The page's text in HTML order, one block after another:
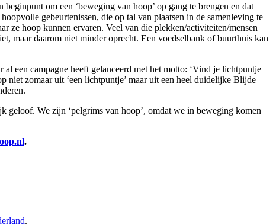
om een ‘beweging van hoop’ op gang te brengen en dat
gebeurtenissen, die op tal van plaatsen in de samenleving te
ze hoop kunnen ervaren. Veel van die plekken/activiteiten/mensen
maar daarom niet minder oprecht. Een voedselbank of buurthuis kan
een campagne heeft gelanceerd met het motto: ‘Vind je lichtpuntje
niet zomaar uit ‘een lichtpuntje’ maar uit een heel duidelijke Blijde
geloof. We zijn ‘pelgrims van hoop’, omdat we in beweging komen
.
.